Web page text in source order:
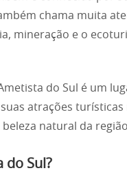
chama muita
mineração e o
do Sul é um
atrações turísticas
natural da
do Sul?